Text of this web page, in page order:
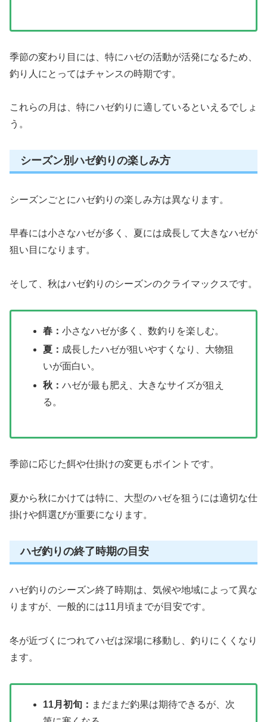
季節の変わり目には、特にハゼの活動が活発になるため、
釣り人にとってはチャンスの時期です。
これらの月は、特にハゼ釣りに適しているといえるでしょ
う。
シーズン別ハゼ釣りの楽しみ方
シーズンごとにハゼ釣りの楽しみ方は異なります。
早春には小さなハゼが多く、夏には成長して大きなハゼが
狙い目になります。
そして、秋はハゼ釣りのシーズンのクライマックスです。
春：小さなハゼが多く、数釣りを楽しむ。
夏： 成長したハゼが狙いやすくなり、大物狙
いが面白い。
秋：ハゼが最も肥え、大きなサイズが狙え
る。
季節に応じた餌や仕掛けの変更もポイントです。
夏から秋にかけては特に、大型のハゼを狙うには適切な仕
掛けや餌選びが重要になります。
ハゼ釣りの終了時期の目安
ハゼ釣りのシーズン終了時期は、気候や地域によって異な
りますが、一般的には11月頃までが目安です。
冬が近づくにつれてハゼは深場に移動し、釣りにくくなり
ます。
11月初旬： まだまだ釣果は期待できるが、次